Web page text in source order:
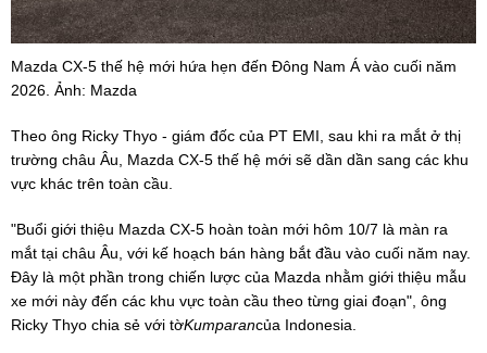
Mazda CX-5 thế hệ mới hứa hẹn đến Đông Nam Á vào cuối năm
2026. Ảnh: Mazda
Theo ông Ricky Thyo - giám đốc của PT EMI, sau khi ra mắt ở thị
trường châu Âu, Mazda CX-5 thế hệ mới sẽ dần dần sang các khu
vực khác trên toàn cầu.
"Buổi giới thiệu Mazda CX-5 hoàn toàn mới hôm 10/7 là màn ra
mắt tại châu Âu, với kế hoạch bán hàng bắt đầu vào cuối năm nay.
Đây là một phần trong chiến lược của Mazda nhằm giới thiệu mẫu
xe mới này đến các khu vực toàn cầu theo từng giai đoạn", ông
Ricky Thyo chia sẻ với tờKumparancủa Indonesia.